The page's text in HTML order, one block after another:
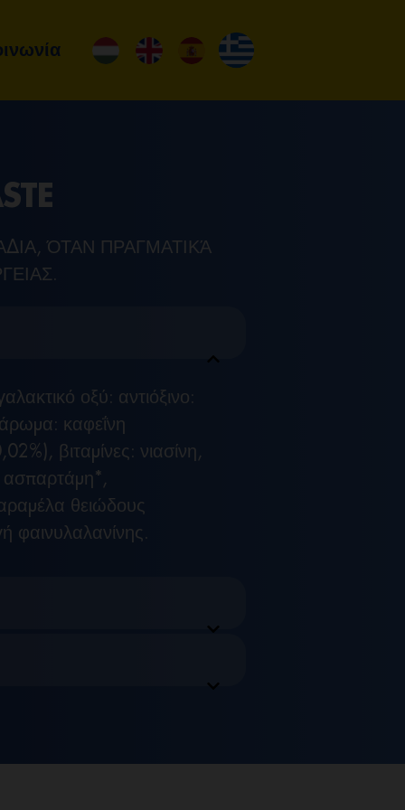
ΌΤΑΝ ΠΡΑΓΜΑΤΙΚΆ
οξύ: αντιόξινο:
άρωμα: καφεΐνη
βιταμίνες: νιασίνη,
ασπαρτάμη*,
θειώδους
φαινυλαλανίνης.